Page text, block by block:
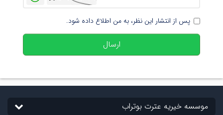
پس از انتشار این نظر، به من اطلاع داده شود.
ارسال
موسسه خیریه عترت بوتراب